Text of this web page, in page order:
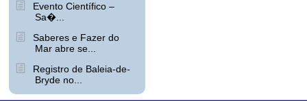
Evento Científico –
Sa�...
Saberes e Fazer do
Mar abre se...
Registro de Baleia-de-
Bryde no...